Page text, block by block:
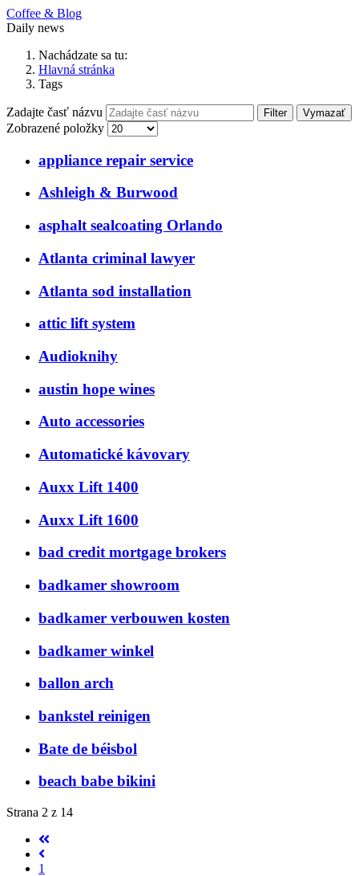
Coffee & Blog
Daily news
Nachádzate sa tu:
Hlavná stránka
Tags
Zadajte časť názvu Filter Vymazať
Zobrazené položky
appliance repair service
Ashleigh & Burwood
asphalt sealcoating Orlando
Atlanta criminal lawyer
Atlanta sod installation
attic lift system
Audioknihy
austin hope wines
Auto accessories
Automatické kávovary
Auxx Lift 1400
Auxx Lift 1600
bad credit mortgage brokers
badkamer showroom
badkamer verbouwen kosten
badkamer winkel
ballon arch
bankstel reinigen
Bate de béisbol
beach babe bikini
Strana 2 z 14
1